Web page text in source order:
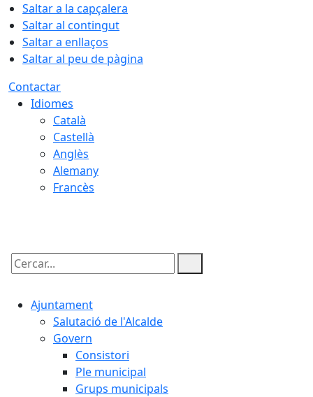
Saltar a la capçalera
Saltar al contingut
Saltar a enllaços
Saltar al peu de pàgina
Contactar
Idiomes
Català
Castellà
Anglès
Alemany
Francès
Cercar:
Ajuntament
Salutació de l'Alcalde
Govern
Consistori
Ple municipal
Grups municipals